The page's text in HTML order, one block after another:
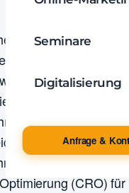
Seminare
Digitalisierung
Anfrage &
Faktor für
an, welcher
Aktion
Eine hohe
Website effektiv
in Kunden
Sie, wie Sie die
(CRO) für